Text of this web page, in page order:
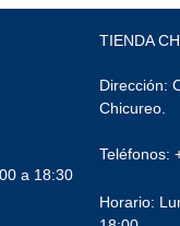
a 18:30
TIENDA
Dirección:
Chicureo.
Teléfonos:
Horario: